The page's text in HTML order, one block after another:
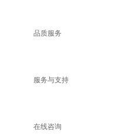
品质服务
服务与支持
在线咨询